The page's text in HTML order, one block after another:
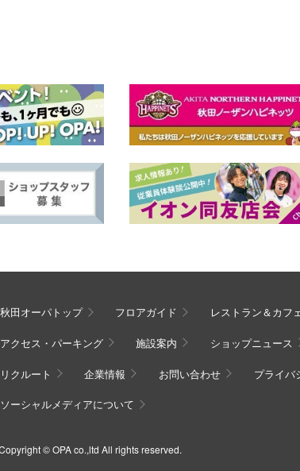
秋田オーパトップ フロアガイド レストラン＆カフ
アクセス・パーキング 施設案内 ショップニュース
リクルート 企業情報 お問い合わせ プライバ
ソーシャルメディアについて
© OPA co.,ltd All rights reserved.